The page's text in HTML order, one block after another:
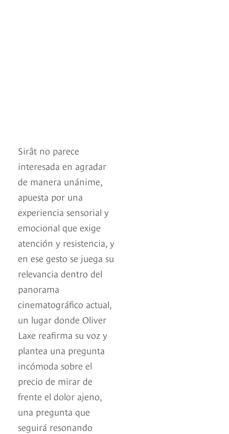
Sirât no parece
interesada en agradar
de manera unánime,
apuesta por una
experiencia sensorial y
emocional que exige
atención y resistencia, y
en ese gesto se juega su
relevancia dentro del
panorama
cinematográfico actual,
un lugar donde Oliver
Laxe reafirma su voz y
plantea una pregunta
incómoda sobre el
precio de mirar de
frente el dolor ajeno,
una pregunta que
seguirá resonando